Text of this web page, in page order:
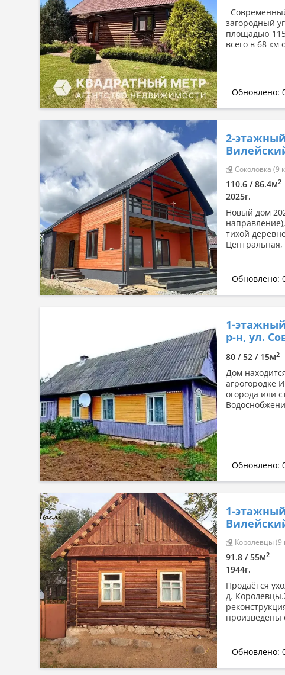
загородный
площадью
всего в 68 км
Обновлено:
2-
Соколовка (9
110.6 / 86.4м2
2025г.
Новый дом
тихой
Обновлено:
1-
р-н, ул.
80 / 52 / 15м2
Дом
агрогородке
огорода или
Обновлено:
1-
Королевцы (9
91.8 / 55м2
1944г.
Продаётся
д.
произведены
Обновлено: